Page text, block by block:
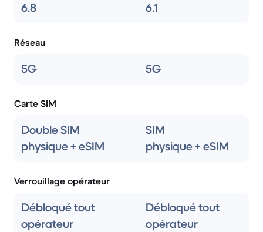
6.8 6.1
Réseau
5G 5G
Carte SIM
Double SIM
physique + eSIM
SIM
physique + eSIM
Verrouillage opérateur
Débloqué tout
opérateur
Débloqué tout
opérateur